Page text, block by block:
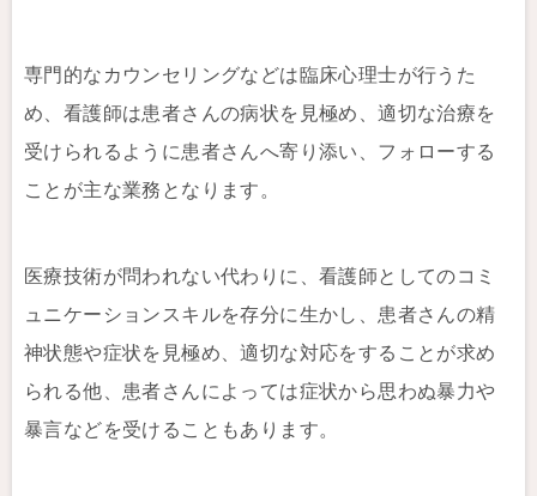
専門的なカウンセリングなどは臨床心理士が行うた
め、看護師は患者さんの病状を見極め、適切な治療を
受けられるように患者さんへ寄り添い、フォローする
ことが主な業務となります。
医療技術が問われない代わりに、看護師としてのコミ
ュニケーションスキルを存分に生かし、患者さんの精
神状態や症状を見極め、適切な対応をすることが求め
られる他、患者さんによっては症状から思わぬ暴力や
暴言などを受けることもあります。